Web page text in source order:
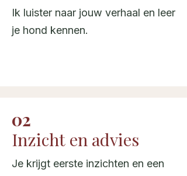
Ik luister naar jouw verhaal en leer
je hond kennen.
02
Inzicht en advies
Je krijgt eerste inzichten en een